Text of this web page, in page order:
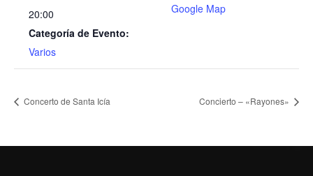
20:00
Categoría de Evento:
Varios
Google Map
Concerto de Santa Icía Concierto – «Rayones»